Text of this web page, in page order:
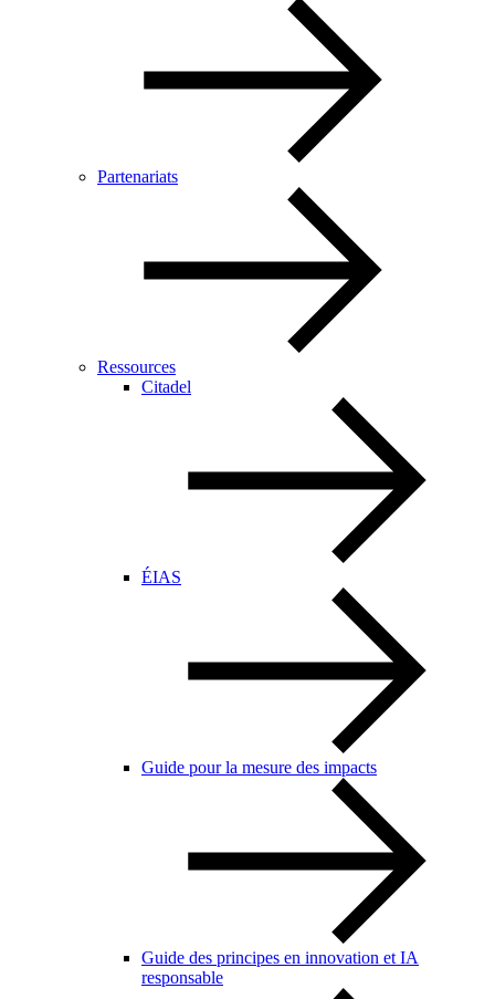
Partenariats
Ressources
Citadel
ÉIAS
Guide pour la mesure des impacts
Guide des principes en innovation et IA
responsable